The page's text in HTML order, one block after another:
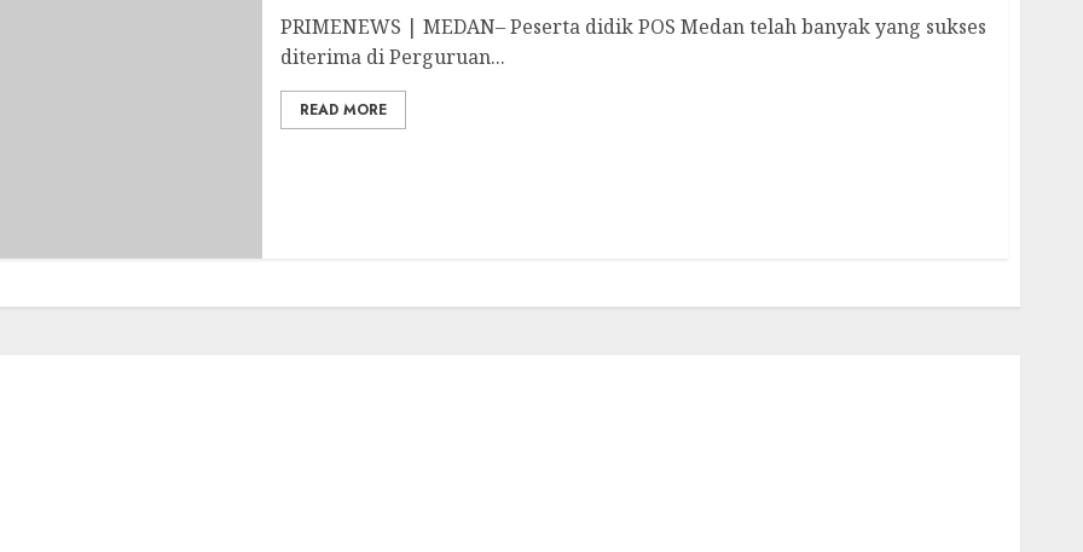
PRIMENEWS | MEDAN– Peserta didik POS Medan telah banyak yang sukses
diterima di Perguruan...
READ MORE